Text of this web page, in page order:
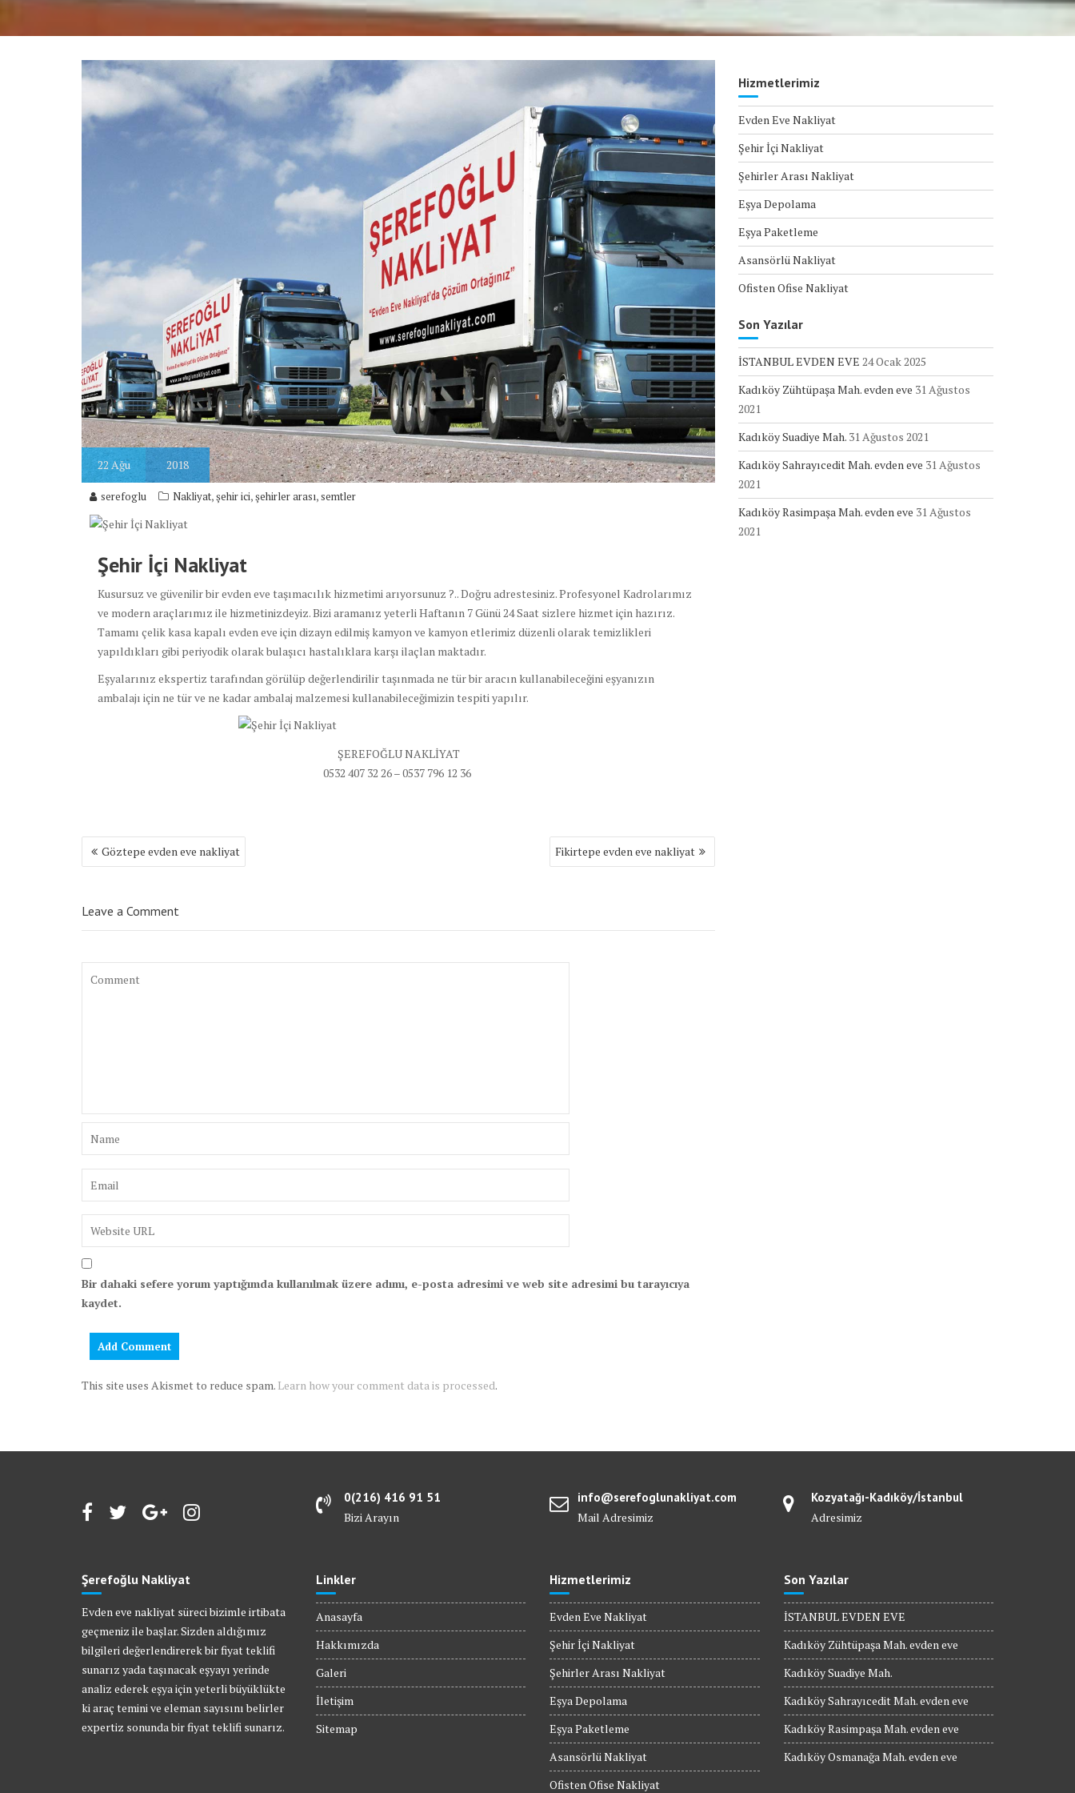
22 Ağu 2018
serefoglu Nakliyat,şehir ici,şehirler arası,semtler
Şehir İçi Nakliyat
Kusursuz ve güvenilir bir evden eve taşımacılık hizmetimi arıyorsunuz ?.. Doğru adrestesiniz. Profesyonel Kadrolarımız
ve modern araçlarımız ile hizmetinizdeyiz. Bizi aramanız yeterli Haftanın 7 Günü 24 Saat sizlere hizmet için hazırız.
Tamamı çelik kasa kapalı evden eve için dizayn edilmiş kamyon ve kamyon etlerimiz düzenli olarak temizlikleri
yapıldıkları gibi periyodik olarak bulaşıcı hastalıklara karşı ilaçlan maktadır.
Eşyalarınız ekspertiz tarafından görülüp değerlendirilir taşınmada ne tür bir aracın kullanabileceğini eşyanızın
ambalajı için ne tür ve ne kadar ambalaj malzemesi kullanabileceğimizin tespiti yapılır.
ŞEREFOĞLU NAKLİYAT
0532 407 32 26 – 0537 796 12 36
Yazı
dolaşımı
Göztepe evden eve nakliyat Fikirtepe evden eve nakliyat
Leave a Comment
Bir dahaki sefere yorum yaptığımda kullanılmak üzere adımı, e-posta adresimi ve web site adresimi bu tarayıcıya
kaydet.
This site uses Akismet to reduce spam. Learn how your comment data is processed.
Hizmetlerimiz
Evden Eve Nakliyat
Şehir İçi Nakliyat
Şehirler Arası Nakliyat
Eşya Depolama
Eşya Paketleme
Asansörlü Nakliyat
Ofisten Ofise Nakliyat
Son Yazılar
İSTANBUL EVDEN EVE 24 Ocak 2025
Kadıköy Zühtüpaşa Mah. evden eve 31 Ağustos
2021
Kadıköy Suadiye Mah. 31 Ağustos 2021
Kadıköy Sahrayıcedit Mah. evden eve 31 Ağustos
2021
Kadıköy Rasimpaşa Mah. evden eve 31 Ağustos
2021
0(216) 416 91 51
Bizi Arayın
info@serefoglunakliyat.com
Mail Adresimiz
Kozyatağı-Kadıköy/İstanbul
Adresimiz
Şerefoğlu Nakliyat
Evden eve nakliyat süreci bizimle irtibata
geçmeniz ile başlar. Sizden aldığımız
bilgileri değerlendirerek bir fiyat teklifi
sunarız yada taşınacak eşyayı yerinde
analiz ederek eşya için yeterli büyüklükte
ki araç temini ve eleman sayısını belirler
expertiz sonunda bir fiyat teklifi sunarız.
Linkler
Anasayfa
Hakkımızda
Galeri
İletişim
Sitemap
Hizmetlerimiz
Evden Eve Nakliyat
Şehir İçi Nakliyat
Şehirler Arası Nakliyat
Eşya Depolama
Eşya Paketleme
Asansörlü Nakliyat
Ofisten Ofise Nakliyat
Son Yazılar
İSTANBUL EVDEN EVE
Kadıköy Zühtüpaşa Mah. evden eve
Kadıköy Suadiye Mah.
Kadıköy Sahrayıcedit Mah. evden eve
Kadıköy Rasimpaşa Mah. evden eve
Kadıköy Osmanağa Mah. evden eve